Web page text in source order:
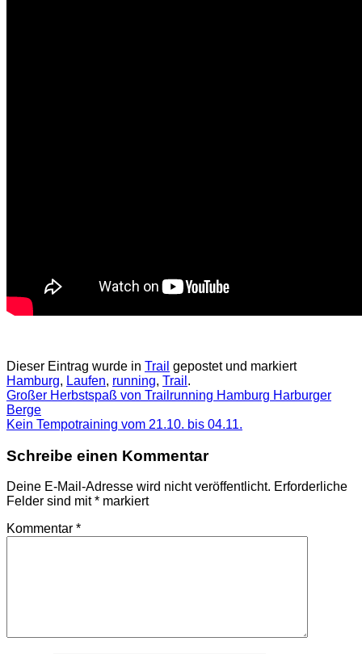
Dieser Eintrag wurde in Trail gepostet und markiert
Hamburg, Laufen, running, Trail .
Großer Herbstspaß von Trailrunning Hamburg Harburger
Berge
Kein Tempotraining vom 21.10. bis 04.11.
Schreibe einen Kommentar
Deine E-Mail-Adresse wird nicht veröffentlicht. Erforderliche
Felder sind mit* markiert
Kommentar *